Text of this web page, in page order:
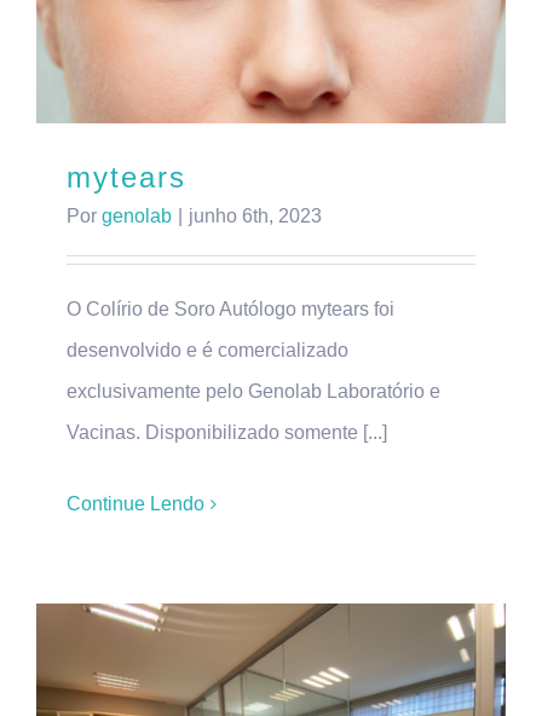
mytears
Por genolab junho 6th, 2023
O Colírio de Soro Autólogo mytears foi
desenvolvido e é comercializado
exclusivamente pelo Genolab Laboratório e
Vacinas. Disponibilizado somente [...]
Continue Lendo